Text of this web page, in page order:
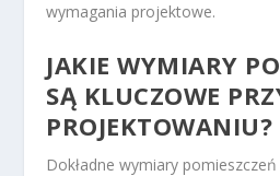
wymagania projektowe.
JAKIE WYMIARY
SĄ KLUCZOWE
PROJEKTOWANIU?
Dokładne wymiary